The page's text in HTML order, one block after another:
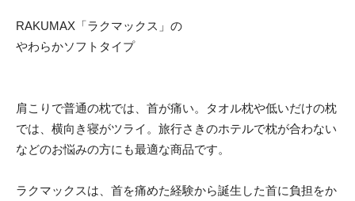
RAKUMAX「ラクマックス」の
やわらかソフトタイプ
肩こりで普通の枕では、首が痛い。タオル枕や低いだけの枕
では、横向き寝がツライ。旅行さきのホテルで枕が合わない
などのお悩みの方にも最適な商品です。
ラクマックスは、首を痛めた経験から誕生した首に負担をか